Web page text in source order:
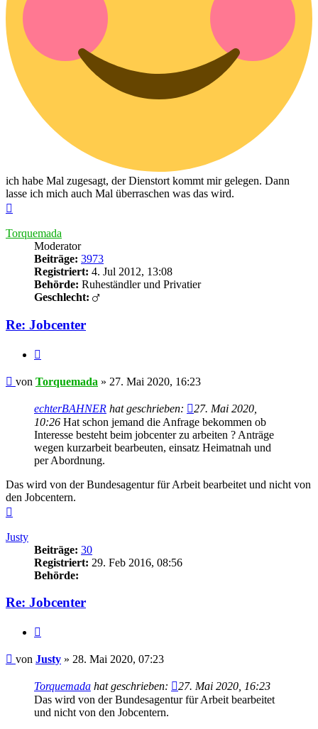
ich habe Mal zugesagt, der Dienstort kommt mir gelegen. Dann
lasse ich mich auch Mal überraschen was das wird.
Torquemada
Moderator
Beiträge: 3973
Registriert: 4. Jul 2012, 13:08
Behörde: Ruheständler und Privatier
Geschlecht:
Re: Jobcenter
Beitrag
von Torquemada » 27. Mai 2020, 16:23
echterBAHNER hat geschrieben:
27. Mai 2020,
10:26 Hat schon jemand die Anfrage bekommen ob
Interesse besteht beim jobcenter zu arbeiten ? Anträge
wegen kurzarbeit bearbeuten, einsatz Heimatnah und
per Abordnung.
Das wird von der Bundesagentur für Arbeit bearbeitet und nicht von
den Jobcentern.
Justy
Beiträge: 30
Registriert: 29. Feb 2016, 08:56
Behörde:
Re: Jobcenter
Beitrag
von Justy » 28. Mai 2020, 07:23
Torquemada hat geschrieben:
27. Mai 2020, 16:23
Das wird von der Bundesagentur für Arbeit bearbeitet
und nicht von den Jobcentern.